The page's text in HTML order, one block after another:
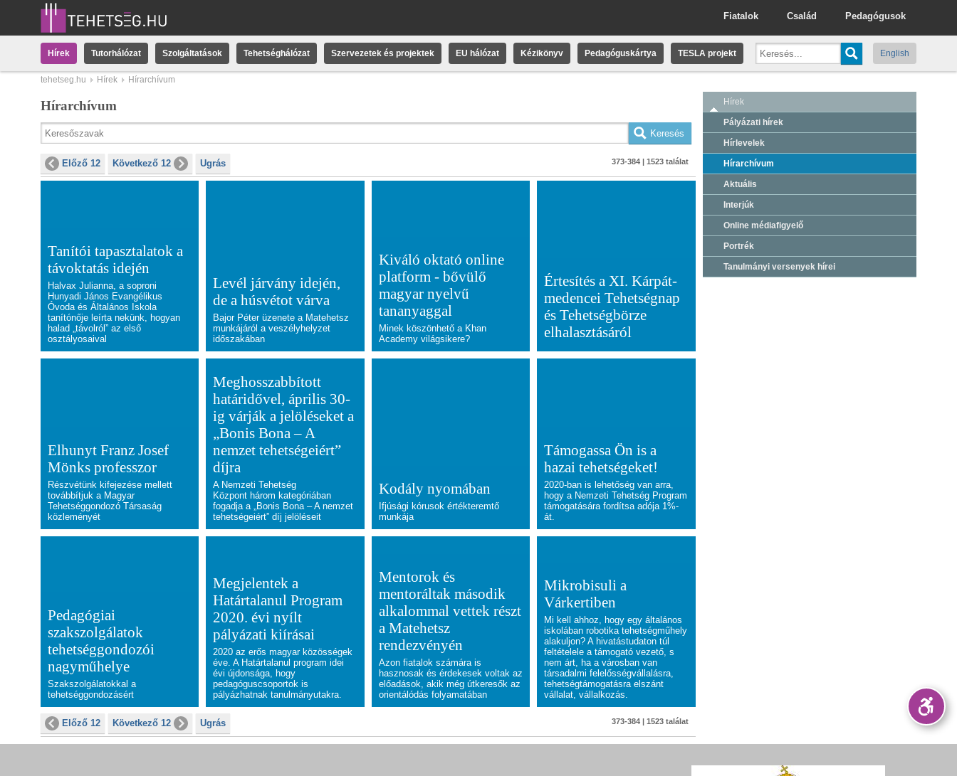
Pedagógusok
Család
Fiatalok
Hírek Tutorhálózat Szolgáltatások Tehetséghálózat Szervezetek és projektek EU hálózat Kézikönyv Pedagóguskártya TESLA projekt English
tehetseg.hu Hírek Hírarchívum
Hírarchívum
Előző 12 Következő 12 Ugrás 373-384 | 1523 találat
Tanítói tapasztalatok a
távoktatás idején
Halvax Julianna, a soproni
Hunyadi János Evangélikus
Óvoda és Általános Iskola
tanítónője leírta nekünk, hogyan
halad „távolról” az első
osztályosaival
Levél járvány idején,
de a húsvétot várva
Bajor Péter üzenete a Matehetsz
munkájáról a veszélyhelyzet
időszakában
Kiváló oktató online
platform - bővülő
magyar nyelvű
tananyaggal
Minek köszönhető a Khan
Academy világsikere?
Értesítés a XI. Kárpát-
medencei Tehetségnap
és Tehetségbörze
elhalasztásáról
Elhunyt Franz Josef
Mönks professzor
Részvétünk kifejezése mellett
továbbítjuk a Magyar
Tehetséggondozó Társaság
közleményét
Meghosszabbított
határidővel, április 30-
ig várják a jelöléseket a
„Bonis Bona – A
nemzet tehetségeiért”
díjra
A Nemzeti Tehetség
Központ három kategóriában
fogadja a „Bonis Bona – A nemzet
tehetségeiért” díj jelöléseit
Kodály nyomában
Ifjúsági kórusok értékteremtő
munkája
Támogassa Ön is a
hazai tehetségeket!
2020-ban is lehetőség van arra,
hogy a Nemzeti Tehetség Program
támogatására fordítsa adója 1%-
át.
Pedagógiai
szakszolgálatok
tehetséggondozói
nagyműhelye
Szakszolgálatokkal a
tehetséggondozásért
Megjelentek a
Határtalanul Program
2020. évi nyílt
pályázati kiírásai
2020 az erős magyar közösségek
éve. A Határtalanul program idei
évi újdonsága, hogy
pedagóguscsoportok is
pályázhatnak tanulmányutakra.
Mentorok és
mentoráltak második
alkalommal vettek részt
a Matehetsz
rendezvényén
Azon fiatalok számára is
hasznosak és érdekesek voltak az
előadások, akik még útkeresők az
orientálódás folyamatában
Mikrobisuli a
Várkertiben
Mi kell ahhoz, hogy egy általános
iskolában robotika tehetségműhely
alakuljon? A hivatástudaton túl
feltételele a támogató vezető, s
nem árt, ha a városban van
társadalmi felelősségvállalásra,
tehetségtámogatásra elszánt
vállalat, vállalkozás.
Előző 12 Következő 12 Ugrás 373-384 | 1523 találat
Hírek
Pályázati hírek
Hírlevelek
Hírarchívum
Aktuális
Interjúk
Online médiafigyelő
Portrék
Tanulmányi versenyek hírei